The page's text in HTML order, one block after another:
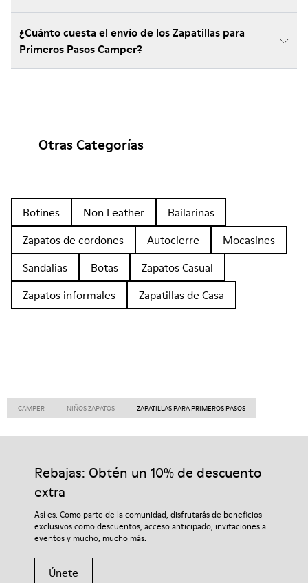
¿Cuánto cuesta el envío de los Zapatillas para
Primeros Pasos Camper?
Otras Categorías
Botines Non Leather
Bailarinas
Zapatos de cordones
Autocierre
Mocasines
Sandalias
Botas
Zapatos Casual
Zapatos informales
Zapatillas de Casa
CAMPER NIÑOS ZAPATOS ZAPATILLAS PARA PRIMEROS PASOS
Rebajas: Obtén un 10% de descuento
extra
Así es. Como parte de la comunidad, disfrutarás de beneficios
exclusivos como descuentos, acceso anticipado, invitaciones a
eventos y mucho, mucho más.
Únete